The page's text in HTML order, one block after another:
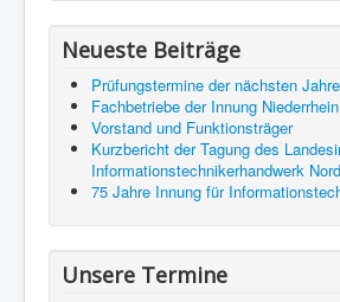
Neueste Beiträge
Prüfungstermine der nächsten Jahre
Fachbetriebe der Innung Niederrhein
Vorstand und Funktionsträger
Kurzbericht der Tagung des
Informationstechnikerhandwerk
75 Jahre Innung für
Unsere Termine